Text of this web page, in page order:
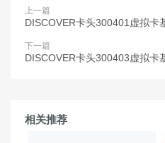
上一篇
DISCOVER卡头300401虚拟卡
下一篇
DISCOVER卡头300403虚拟卡
相关推荐